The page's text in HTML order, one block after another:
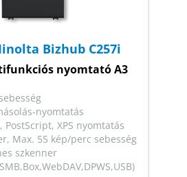
Bizhub C257i
nyomtató A3
nyomtatás
PostScript, XPS nyomtatás
Max. 55 kép/perc sebesség
szkenner